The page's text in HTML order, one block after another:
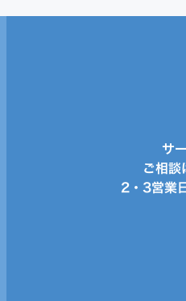
サ
ご相談
2・3営業